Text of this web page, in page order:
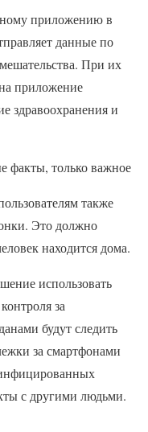
приложению в
данные по
При их
приложение
здравоохранения и
факты, только важное
также
Это должно
находится дома.
использовать
за
будут следить
за смартфонами
с другими людьми.